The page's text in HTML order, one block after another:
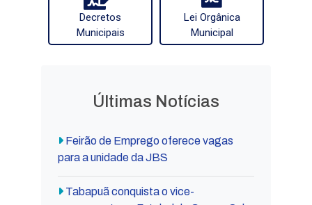
Decretos
Municipais
Lei Orgânica
Municipal
Últimas Notícias
Feirão de Emprego oferece vagas
para a unidade da JBS
Tabapuã conquista o vice-